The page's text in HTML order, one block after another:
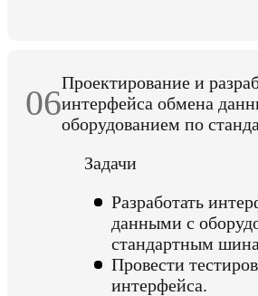
06
Проектирование и
интерфейса обмена
оборудованием по
Задачи
Разработать
данными с
стандартным
Провести
интерфейса.